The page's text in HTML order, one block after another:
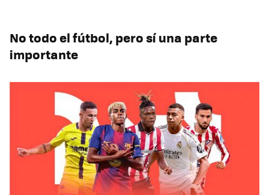
No todo el fútbol, pero sí una parte
importante